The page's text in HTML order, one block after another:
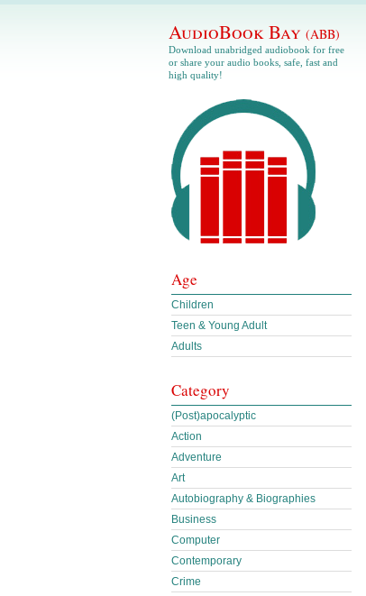
AudioBook Bay (ABB)
Download unabridged audiobook for free
or share your audio books, safe, fast and
high quality!
Age
Children
Teen & Young Adult
Adults
Category
(Post)apocalyptic
Action
Adventure
Art
Autobiography & Biographies
Business
Computer
Contemporary
Crime